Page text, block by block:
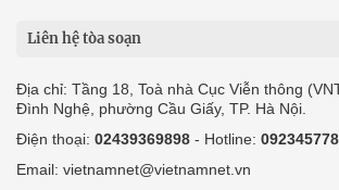
Liên hệ tòa soạn
Địa chỉ: Tầng 18, Toà nhà Cục Viễn thông
Đình Nghệ, phường Cầu Giấy, TP. Hà Nội.
Điện thoại: 02439369898 - Hotline:
Email: vietnamnet@vietnamnet.vn